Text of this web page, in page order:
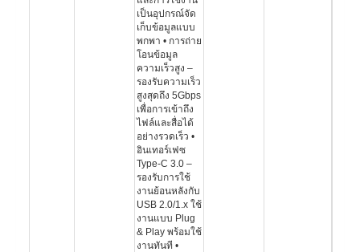
เป็นอุปกรณ์จัด
เก็บข้อมูลแบบ
พกพา • การถ่าย
โอนข้อมูล
ความเร็วสูง –
รองรับความเร็ว
สูงสุดถึง 5Gbps
เพื่อการเข้าถึง
ไฟล์และสื่อได้
อย่างรวดเร็ว •
อินเทอร์เฟซ
Type-C 3.0 –
รองรับการใช้
งานย้อนหลังกับ
USB 2.0/1.x ใช้
งานแบบ Plug
& Play พร้อมใช้
งานทันที •